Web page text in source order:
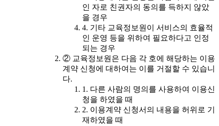
인 자로 친권자의 동의를 득하지 않았
을 경우
4. 기타 교육정보원이 서비스의 효율적
인 운영 등을 위하여 필요하다고 인정
되는 경우
② 교육정보원은 다음 각 호에 해당하는 이용
계약 신청에 대하여는 이를 거절할 수 있습니
다.
1. 다른 사람의 명의를 사용하여 이용신
청을 하였을 때
2. 이용계약 신청서의 내용을 허위로 기
재하였을 때